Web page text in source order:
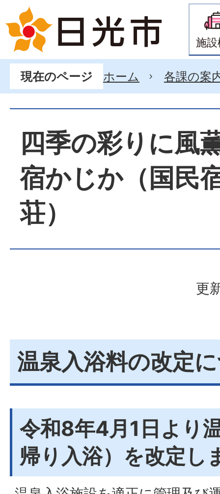
施
現在のページ ホーム 各課の案
四季の彩りに風
宿かじか（国民
荘）
更
温泉入浴料の改定
令和8年4月1日より
帰り入浴）を改定し